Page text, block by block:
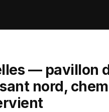
— pavillon
nord,